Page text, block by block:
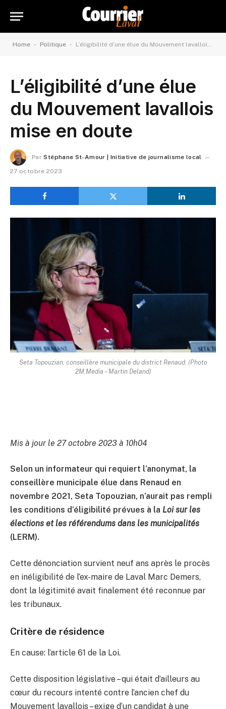
Home - Politique - L’éligibilité d’une élue du Mouvement lavallois mise en doute
L’éligibilité d’une élue
du Mouvement lavallois
mise en doute
Par Stéphane St-Amour | Initiative de journalisme local
27 octobre 2023
Seta Topouzian, conseillère municipale du district Renaud. (Photo
2M.Media – Martin Deland)
Mis à jour le 27 octobre 2023 à 10h04
Selon un informateur qui requiert l’anonymat, la
conseillère municipale élue dans Renaud en
novembre 2021, Seta Topouzian, n’aurait pas rempli
les conditions d’éligibilité prévues à la Loi sur les
élections et les référendums dans les municipalités
(LERM).
Cette dénonciation survient neuf ans après le procès
en inéligibilité de l’ex-maire de Laval Marc Demers,
dont la légitimité avait finalement été reconnue par
les tribunaux.
Critère de résidence
En cause: l’article 61 de la Loi.
Cette disposition législative – qui était d’ailleurs au
cœur du recours intenté contre l’ancien chef du
Mouvement lavallois – exige d’un candidat à une